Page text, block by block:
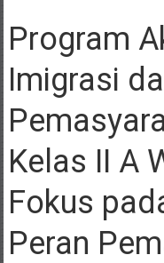
Program
Imigrasi
Kelas II A
Fokus
Peran